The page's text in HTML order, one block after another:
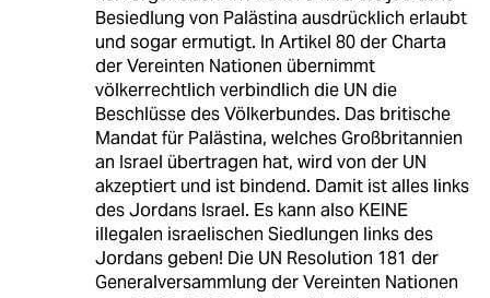
Besiedlung von Palästina ausdrücklich erlaubt
und sogar ermutigt. In Artikel 80 der Charta
der Vereinten Nationen übernimmt
völkerrechtlich verbindlich die UN die
Beschlüsse des Völkerbundes. Das britische
Mandat für Palästina, welches Großbritannien
an Israel übertragen hat, wird von der UN
akzeptiert und ist bindend. Damit ist alles links
des Jordans Israel. Es kann also KEINE
illegalen israelischen Siedlungen links des
Jordans geben! Die UN Resolution 181 der
Generalversammlung der Vereinten Nationen